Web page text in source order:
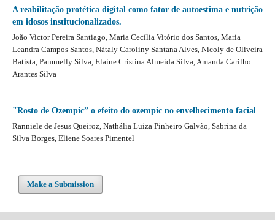
A reabilitação protética digital como fator de autoestima e nutrição
em idosos institucionalizados.
João Victor Pereira Santiago, Maria Cecília Vitório dos Santos, Maria
Leandra Campos Santos, Nátaly Caroliny Santana Alves, Nicoly de Oliveira
Batista, Pammelly Silva, Elaine Cristina Almeida Silva, Amanda Carilho
Arantes Silva
"Rosto de Ozempic” o efeito do ozempic no envelhecimento facial
Ranniele de Jesus Queiroz, Nathália Luiza Pinheiro Galvão, Sabrina da
Silva Borges, Eliene Soares Pimentel
Make a Submission